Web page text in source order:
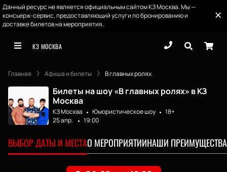
Данный ресурс не является официальным сайтом КЗ Москва. Мы —
консьерж-сервис, предоставляющий услуги по бронированию и
доставке билетов на мероприятия.
КЗ МОСКВА
Главная Афиша и билеты В главных ролях
Билеты на шоу «В главных ролях» в КЗ
Москва
КЗ Москва Юмористическое шоу
18+
25 апр.
19:00
ВЫБОР ДАТЫ И МЕСТАО МЕРОПРИЯТИИНАШИ ПРЕИМУЩЕСТВА